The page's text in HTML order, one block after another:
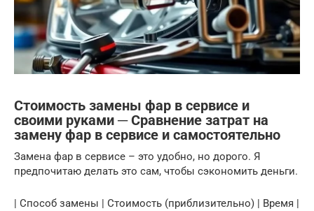
Стоимость замены фар в сервисе и
своими руками ─ Сравнение затрат на
замену фар в сервисе и самостоятельно
Замена фар в сервисе – это удобно, но дорого. Я
предпочитаю делать это сам, чтобы сэкономить деньги.
| Способ замены | Стоимость (приблизительно) | Время |